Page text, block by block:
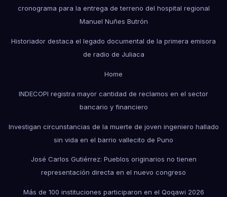
cronograma para la entrega de terreno del hospital regional
Manuel Nuñes Butrón
Historiador destaca el legado documental de la primera emisora
de radio de Juliaca
Home
INDECOPI registra mayor cantidad de reclamos en el sector
bancario y financiero
Investigan circunstancias de la muerte de joven ingeniero hallado
sin vida en el barrio vallecito de Puno
José Carlos Gutiérrez: Pueblos originarios no tienen
representación directa en el nuevo congreso
Más de 100 instituciones participaron en el Qoqawi 2026